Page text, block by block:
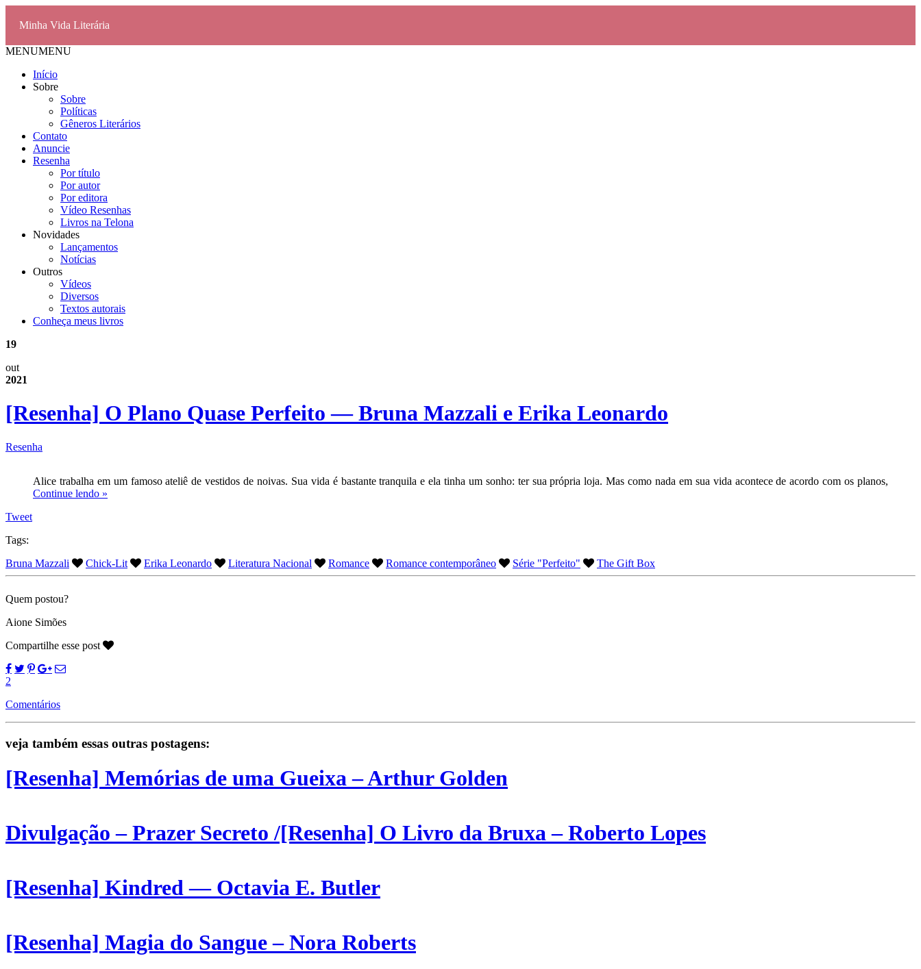
Minha Vida Literária
MENUMENU
Início
Sobre
Sobre
Políticas
Gêneros Literários
Contato
Anuncie
Resenha
Por título
Por autor
Por editora
Vídeo Resenhas
Livros na Telona
Novidades
Lançamentos
Notícias
Outros
Vídeos
Diversos
Textos autorais
Conheça meus livros
19
out
2021
[Resenha] O Plano Quase Perfeito — Bruna Mazzali e Erika Leonardo
Resenha
Alice trabalha em um famoso ateliê de vestidos de noivas. Sua vida é bastante tranquila e ela tinha um sonho: ter sua própria loja. Mas como nada em sua vida acontece de acordo com os planos,
Continue lendo »
Tweet
Tags:
Bruna Mazzali
Chick-Lit Erika Leonardo Literatura Nacional Romance Romance contemporâneo Série "Perfeito" The Gift Box
Quem postou?
Aione Simões
Compartilhe esse post
2
Comentários
veja também essas outras postagens:
[Resenha] Memórias de uma Gueixa – Arthur Golden
Divulgação – Prazer Secreto /[Resenha] O Livro da Bruxa – Roberto Lopes
[Resenha] Kindred — Octavia E. Butler
[Resenha] Magia do Sangue – Nora Roberts